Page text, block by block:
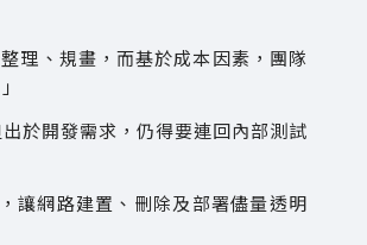
理、規畫，而基於成本因素，團隊
於開發需求，仍得要連回內部測試
讓網路建置、刪除及部署儘量透明